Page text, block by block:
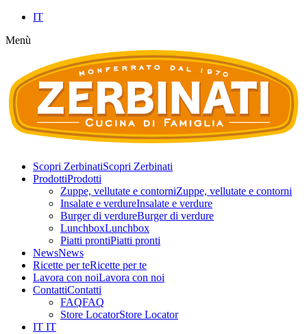
IT
Menù
Scopri ZerbinatiScopri Zerbinati
ProdottiProdotti
Zuppe, vellutate e contorniZuppe, vellutate e contorni
Insalate e verdureInsalate e verdure
Burger di verdureBurger di verdure
LunchboxLunchbox
Piatti prontiPiatti pronti
NewsNews
Ricette per teRicette per te
Lavora con noiLavora con noi
ContattiContatti
FAQFAQ
Store LocatorStore Locator
IT IT